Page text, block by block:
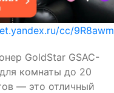
cc/9R8awm
GoldStar GSAC-
комнаты до 20
— это отличный